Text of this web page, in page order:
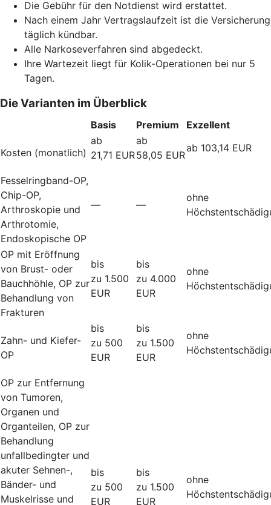
Die Gebühr für den Notdienst wird erstattet.
Nach einem Jahr Vertragslaufzeit ist die Versicherung
täglich kündbar.
Alle Narkoseverfahren sind abgedeckt.
Ihre Wartezeit liegt für Kolik-Operationen bei nur 5
Tagen.
Die Varianten im Überblick
Basis Premium Exzellent
Kosten (monatlich)
ab
21,71 EUR
ab
58,05 EUR
ab 103,14 EUR
Fesselringband-OP,
Chip-OP,
Arthroskopie und
Arthrotomie,
Endoskopische OP
— —
ohne
OP mit Eröffnung
von Brust- oder
Bauchhöhle, OP zur
Behandlung von
Frakturen
bis
zu 1.500
EUR
bis
zu 4.000
EUR
ohne
Zahn- und Kiefer-
OP
bis
zu 500
EUR
bis
zu 1.500
EUR
ohne
OP zur Entfernung
von Tumoren,
Organen und
Organteilen, OP zur
Behandlung
unfallbedingter und
akuter Sehnen-,
Bänder- und
Muskelrisse und
bis
zu 500
EUR
bis
zu 1.500
EUR
ohne